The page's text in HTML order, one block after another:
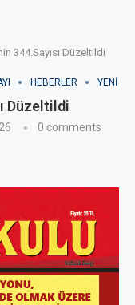
344.Sayısı Düzeltildi
HEBERLER YENI
Düzeltildi
0 comments